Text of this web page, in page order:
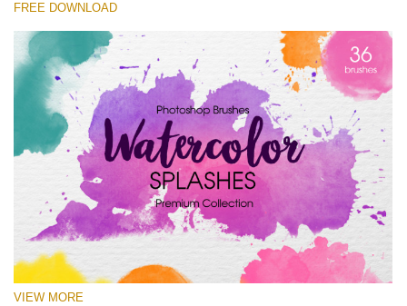
Watercolor Splashes
(36 Ps Brushes)
無料ダウンロード
FREE DOWNLOAD
VIEW MORE